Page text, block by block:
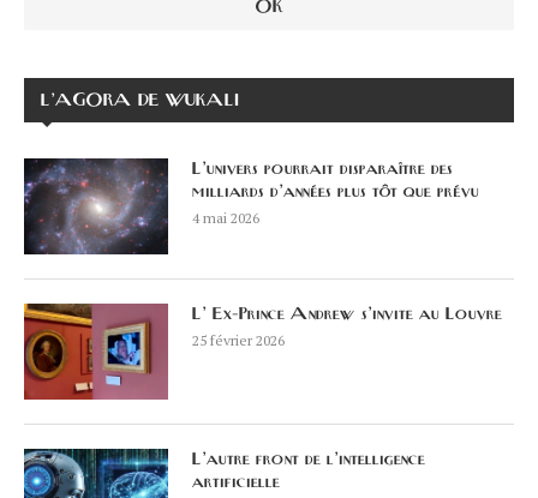
L’AGORA DE WUKALI
L’univers pourrait disparaître des
milliards d’années plus tôt que prévu
4 mai 2026
L’ Ex-Prince Andrew s’invite au Louvre
25 février 2026
L’autre front de l’intelligence
artificielle